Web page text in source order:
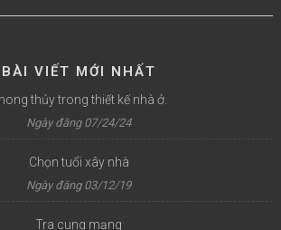
BÀI VIẾT MỚI NHẤT
thủy trong thiết kế nhà ở.
Ngày đăng 07/24/24
Chọn tuổi xây nhà
Ngày đăng 03/12/19
Tra cung mạng